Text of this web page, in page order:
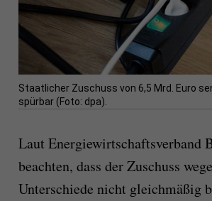
Staatlicher Zuschuss von 6,5 Mrd. Euro
spürbar (Foto: dpa).
Laut Energiewirtschaftsverband
beachten, dass der Zuschuss
Unterschiede nicht gleichmäßig